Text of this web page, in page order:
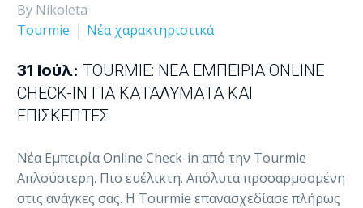
By Nikoleta
Tourmie
Νέα χαρακτηριστικά
31 Ιούλ: TOURMIE: ΝΈΑ ΕΜΠΕΙΡΊΑ ONLINE
CHECK-IN ΓΙΑ ΚΑΤΑΛΎΜΑΤΑ ΚΑΙ
ΕΠΙΣΚΈΠΤΕΣ
Νέα Εμπειρία Online Check-in από την Tourmie
Απλούστερη. Πιο ευέλικτη. Απόλυτα προσαρμοσμένη
στις ανάγκες σας. Η Tourmie επανασχεδίασε πλήρως